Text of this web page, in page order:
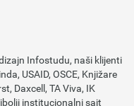
Infostudu, naši klijenti
USAID, OSCE, Knjižare
Daxcell, TA Viva, IK
institucionalni sajt